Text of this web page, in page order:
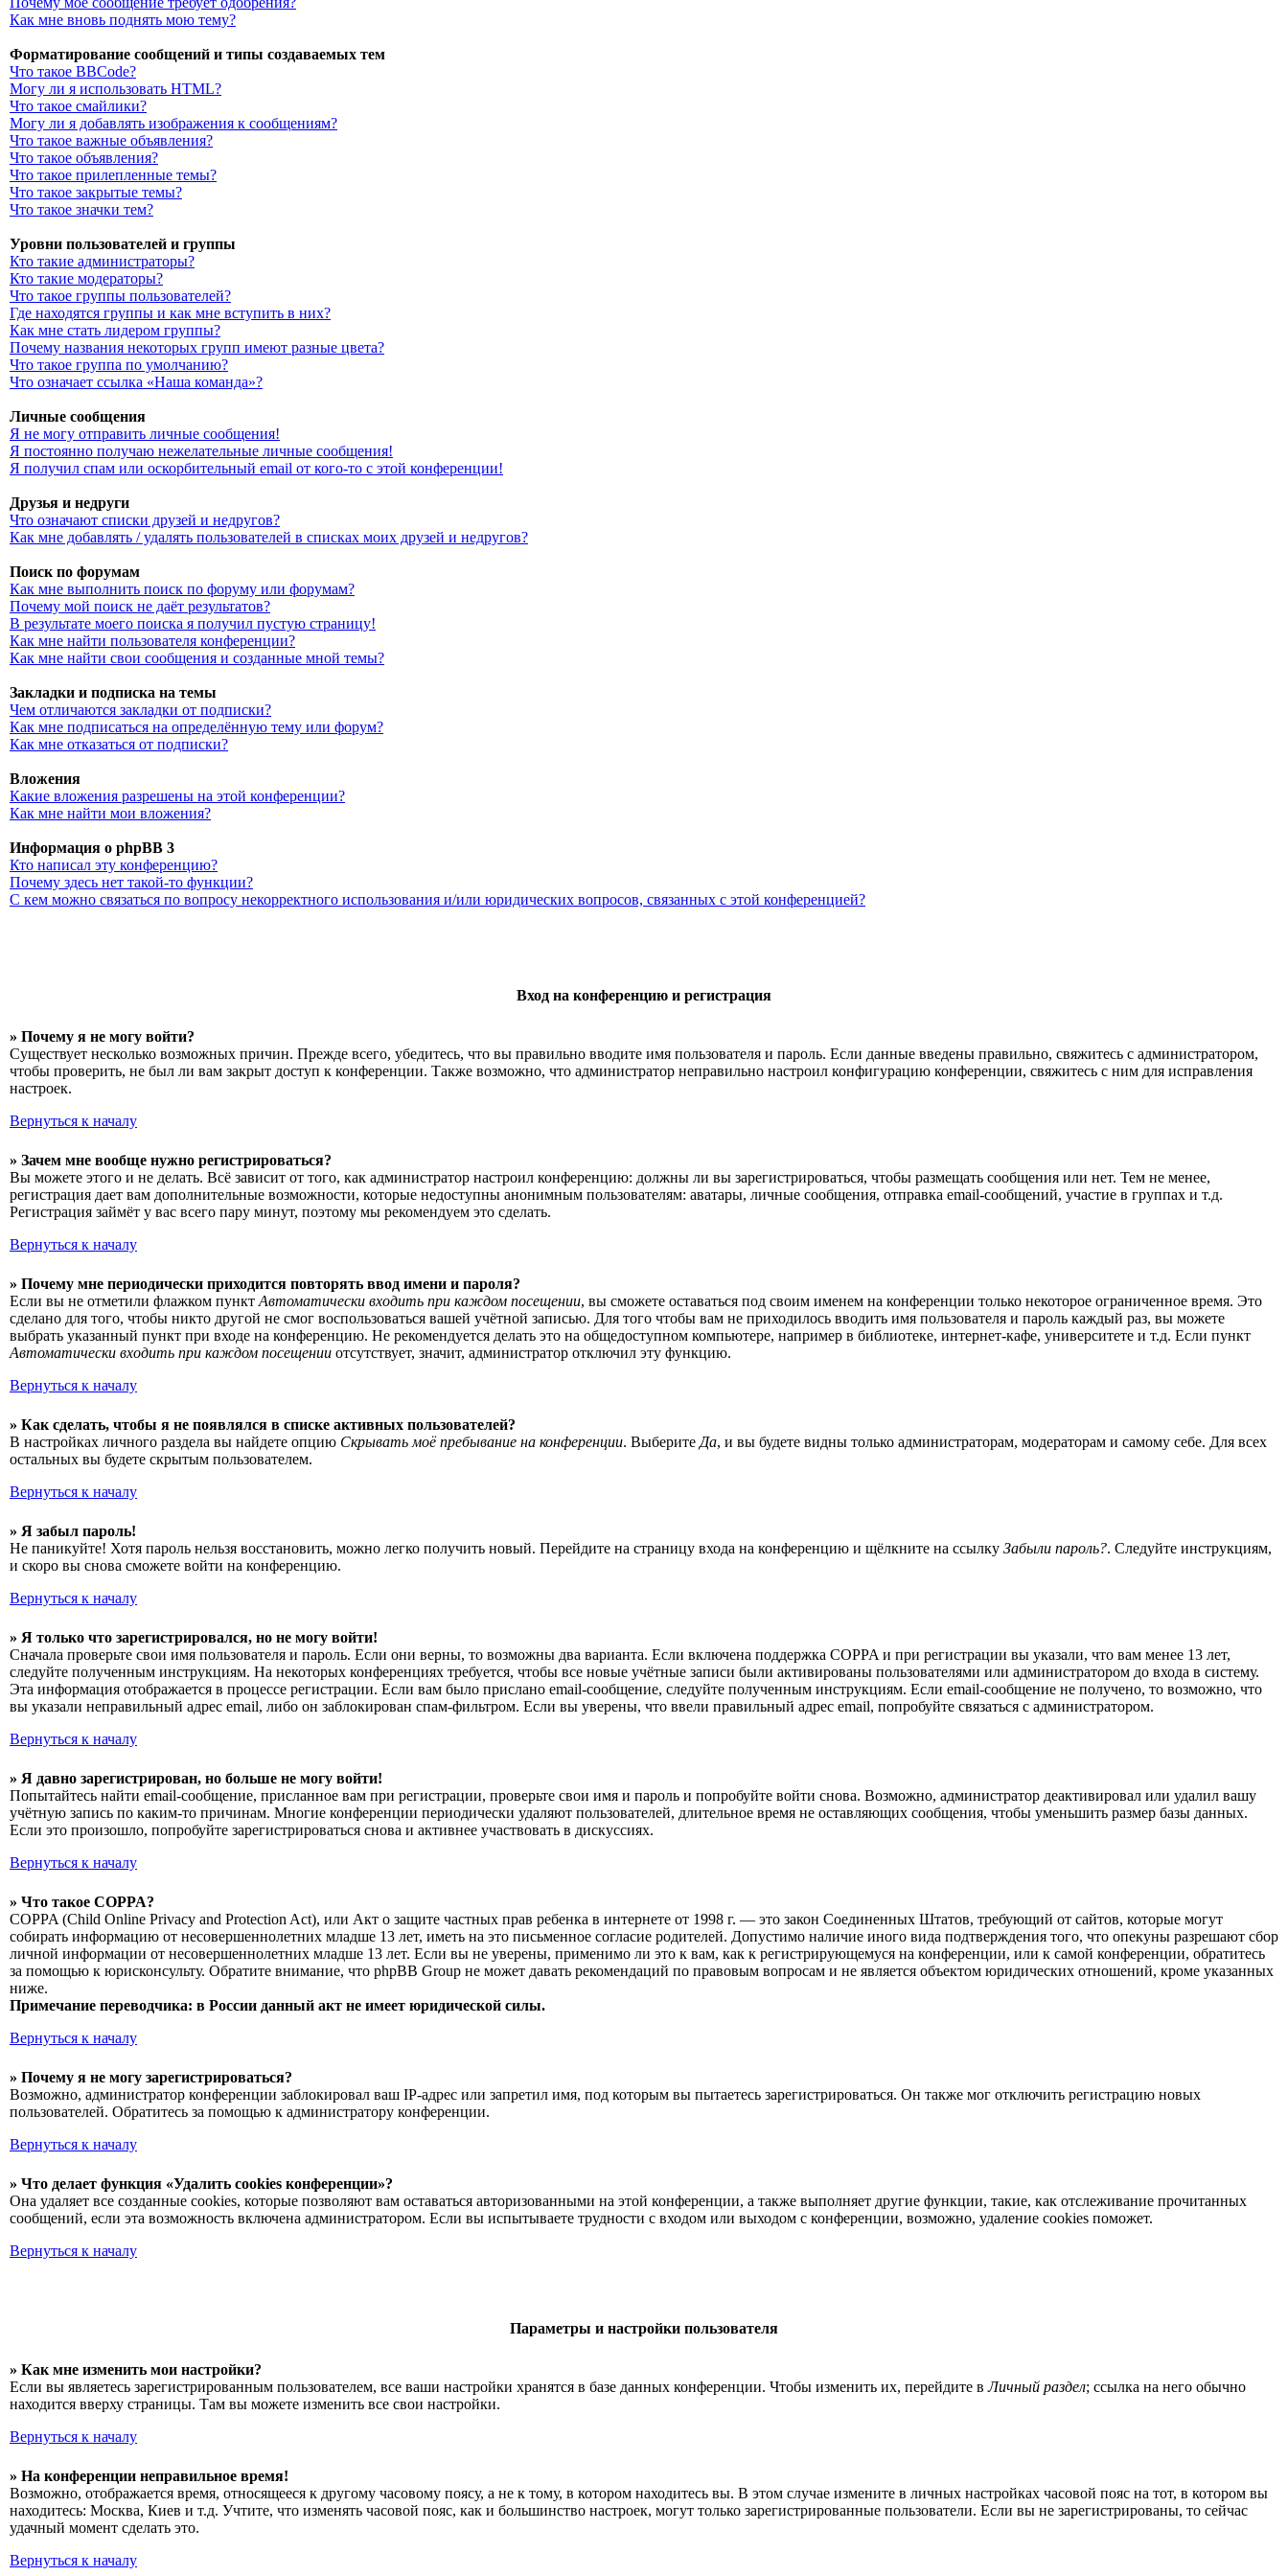
Как мне вновь поднять мою тему?
Форматирование сообщений и типы создаваемых тем
Что такое BBCode?
Могу ли я использовать HTML?
Что такое смайлики?
Могу ли я добавлять изображения к сообщениям?
Что такое важные объявления?
Что такое объявления?
Что такое прилепленные темы?
Что такое закрытые темы?
Что такое значки тем?
Уровни пользователей и группы
Кто такие администраторы?
Кто такие модераторы?
Что такое группы пользователей?
Где находятся группы и как мне вступить в них?
Как мне стать лидером группы?
Почему названия некоторых групп имеют разные цвета?
Что такое группа по умолчанию?
Что означает ссылка «Наша команда»?
Личные сообщения
Я не могу отправить личные сообщения!
Я постоянно получаю нежелательные личные сообщения!
Я получил спам или оскорбительный email от кого-то с этой конференции!
Друзья и недруги
Что означают списки друзей и недругов?
Как мне добавлять / удалять пользователей в списках моих друзей и недругов?
Поиск по форумам
Как мне выполнить поиск по форуму или форумам?
Почему мой поиск не даёт результатов?
В результате моего поиска я получил пустую страницу!
Как мне найти пользователя конференции?
Как мне найти свои сообщения и созданные мной темы?
Закладки и подписка на темы
Чем отличаются закладки от подписки?
Как мне подписаться на определённую тему или форум?
Как мне отказаться от подписки?
Вложения
Какие вложения разрешены на этой конференции?
Как мне найти мои вложения?
Информация о phpBB 3
Кто написал эту конференцию?
Почему здесь нет такой-то функции?
С кем можно связаться по вопросу некорректного использования и/или юридических вопросов, связанных с этой конференцией?
Вход на конференцию и регистрация
» Почему я не могу войти?
Существует несколько возможных причин. Прежде всего, убедитесь, что вы правильно вводите имя пользователя и пароль. Если данные введены правильно, свяжитесь с администратором,
чтобы проверить, не был ли вам закрыт доступ к конференции. Также возможно, что администратор неправильно настроил конфигурацию конференции, свяжитесь с ним для исправления
настроек.
Вернуться к началу
» Зачем мне вообще нужно регистрироваться?
Вы можете этого и не делать. Всё зависит от того, как администратор настроил конференцию: должны ли вы зарегистрироваться, чтобы размещать сообщения или нет. Тем не менее,
регистрация дает вам дополнительные возможности, которые недоступны анонимным пользователям: аватары, личные сообщения, отправка email-сообщений, участие в группах и т.д.
Регистрация займёт у вас всего пару минут, поэтому мы рекомендуем это сделать.
Вернуться к началу
» Почему мне периодически приходится повторять ввод имени и пароля?
Если вы не отметили флажком пункт Автоматически входить при каждом посещении, вы сможете оставаться под своим именем на конференции только некоторое ограниченное время. Это
сделано для того, чтобы никто другой не смог воспользоваться вашей учётной записью. Для того чтобы вам не приходилось вводить имя пользователя и пароль каждый раз, вы можете
выбрать указанный пункт при входе на конференцию. Не рекомендуется делать это на общедоступном компьютере, например в библиотеке, интернет-кафе, университете и т.д. Если пункт
Автоматически входить при каждом посещении отсутствует, значит, администратор отключил эту функцию.
Вернуться к началу
» Как сделать, чтобы я не появлялся в списке активных пользователей?
В настройках личного раздела вы найдете опцию Скрывать моё пребывание на конференции. Выберите Да, и вы будете видны только администраторам, модераторам и самому себе. Для всех
остальных вы будете скрытым пользователем.
Вернуться к началу
» Я забыл пароль!
Не паникуйте! Хотя пароль нельзя восстановить, можно легко получить новый. Перейдите на страницу входа на конференцию и щёлкните на ссылку Забыли пароль?. Следуйте инструкциям,
и скоро вы снова сможете войти на конференцию.
Вернуться к началу
» Я только что зарегистрировался, но не могу войти!
Сначала проверьте свои имя пользователя и пароль. Если они верны, то возможны два варианта. Если включена поддержка COPPA и при регистрации вы указали, что вам менее 13 лет,
следуйте полученным инструкциям. На некоторых конференциях требуется, чтобы все новые учётные записи были активированы пользователями или администратором до входа в систему.
Эта информация отображается в процессе регистрации. Если вам было прислано email-сообщение, следуйте полученным инструкциям. Если email-сообщение не получено, то возможно, что
вы указали неправильный адрес email, либо он заблокирован спам-фильтром. Если вы уверены, что ввели правильный адрес email, попробуйте связаться с администратором.
Вернуться к началу
» Я давно зарегистрирован, но больше не могу войти!
Попытайтесь найти email-сообщение, присланное вам при регистрации, проверьте свои имя и пароль и попробуйте войти снова. Возможно, администратор деактивировал или удалил вашу
учётную запись по каким-то причинам. Многие конференции периодически удаляют пользователей, длительное время не оставляющих сообщения, чтобы уменьшить размер базы данных.
Если это произошло, попробуйте зарегистрироваться снова и активнее участвовать в дискуссиях.
Вернуться к началу
» Что такое COPPA?
COPPA (Child Online Privacy and Protection Act), или Акт о защите частных прав ребенка в интернете от 1998 г. — это закон Соединенных Штатов, требующий от сайтов, которые могут
собирать информацию от несовершеннолетних младше 13 лет, иметь на это письменное согласие родителей. Допустимо наличие иного вида подтверждения того, что опекуны разрешают сбор
личной информации от несовершеннолетних младше 13 лет. Если вы не уверены, применимо ли это к вам, как к регистрирующемуся на конференции, или к самой конференции, обратитесь
за помощью к юрисконсульту. Обратите внимание, что phpBB Group не может давать рекомендаций по правовым вопросам и не является объектом юридических отношений, кроме указанных
ниже.
Примечание переводчика: в России данный акт не имеет юридической силы.
Вернуться к началу
» Почему я не могу зарегистрироваться?
Возможно, администратор конференции заблокировал ваш IP-адрес или запретил имя, под которым вы пытаетесь зарегистрироваться. Он также мог отключить регистрацию новых
пользователей. Обратитесь за помощью к администратору конференции.
Вернуться к началу
» Что делает функция «Удалить cookies конференции»?
Она удаляет все созданные cookies, которые позволяют вам оставаться авторизованными на этой конференции, а также выполняет другие функции, такие, как отслеживание прочитанных
сообщений, если эта возможность включена администратором. Если вы испытываете трудности с входом или выходом с конференции, возможно, удаление cookies поможет.
Вернуться к началу
Параметры и настройки пользователя
» Как мне изменить мои настройки?
Если вы являетесь зарегистрированным пользователем, все ваши настройки хранятся в базе данных конференции. Чтобы изменить их, перейдите вЛичный раздел; ссылка на него обычно
находится вверху страницы. Там вы можете изменить все свои настройки.
Вернуться к началу
» На конференции неправильное время!
Возможно, отображается время, относящееся к другому часовому поясу, а не к тому, в котором находитесь вы. В этом случае измените в личных настройках часовой пояс на тот, в котором вы
находитесь: Москва, Киев и т.д. Учтите, что изменять часовой пояс, как и большинство настроек, могут только зарегистрированные пользователи. Если вы не зарегистрированы, то сейчас
удачный момент сделать это.
Вернуться к началу